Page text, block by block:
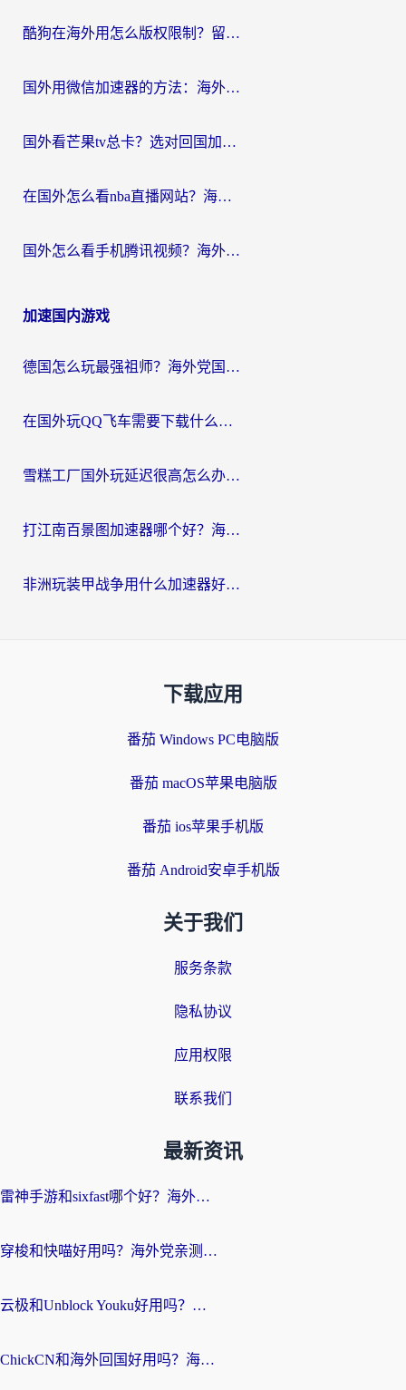
酷狗在海外用怎么版权限制？留学生亲测：3步解决听国内音乐难题
国外用微信加速器的方法：海外党无缝连接国内生活的实用指南
国外看芒果tv总卡？选对回国加速器，轻松追《浪姐》不费劲
在国外怎么看nba直播网站？海外党专属体育观赛指南，告别地区限制！
国外怎么看手机腾讯视频？海外党亲测有效的追剧加速器选择指南
加速国内游戏
德国怎么玩最强祖师？海外党国服游戏加速器选择全攻略（附宝可梦Online实测）
在国外玩QQ飞车需要下载什么加速器呢？海外党亲测有效的国服游戏加速指南
雪糕工厂国外玩延迟很高怎么办？海外玩家国服游戏加速终极攻略（附实测推荐）
打江南百景图加速器哪个好？海外党踩坑N次后，终于找到不卡的秘诀
非洲玩装甲战争用什么加速器好？海外党亲测有效的国服游戏加速方案
下载应用
番茄 Windows PC电脑版
番茄 macOS苹果电脑版
番茄 ios苹果手机版
番茄 Android安卓手机版
关于我们
服务条款
隐私协议
应用权限
联系我们
最新资讯
雷神手游和sixfast哪个好？海外党亲测3款回国加速器，教你选对不踩坑
穿梭和快喵好用吗？海外党亲测：小众加速器对比+番茄加速器深度体验
云极和Unblock Youku好用吗？海外党亲测+2026回国加速器避坑指南
ChickCN和海外回国好用吗？海外党2026亲测：从手游到影音，选对加速器的3个关键